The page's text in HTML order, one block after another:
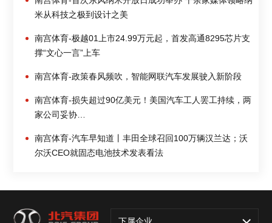
米从科技之极到设计之美
南宫体育-极越01上市24.99万元起，首发高通8295芯片支
撑“文心一言”上车
南宫体育-政策春风频吹，智能网联汽车发展驶入新阶段
南宫体育-损失超过90亿美元！美国汽车工人罢工持续，两
家公司妥协…
南宫体育-汽车早知道丨丰田全球召回100万辆汉兰达；沃
尔沃CEO就固态电池技术发表看法